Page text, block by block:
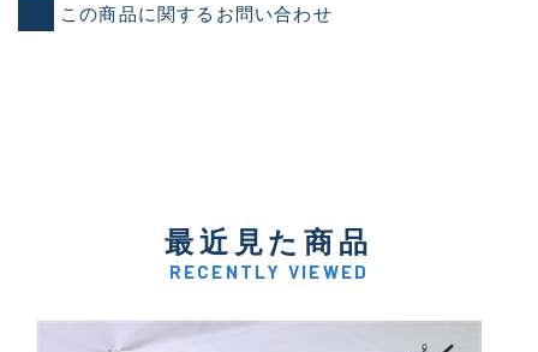
この商品に関するお問い合わせ
最近見た商品
RECENTLY VIEWED